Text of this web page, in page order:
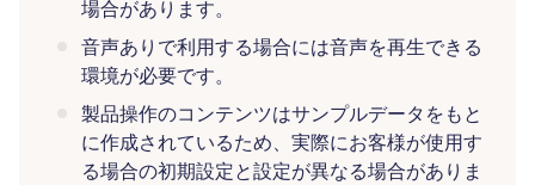
場合があります。
音声ありで利用する場合には音声を再生できる
環境が必要です。
製品操作のコンテンツはサンプルデータをもと
に作成されているため、実際にお客様が使用す
る場合の初期設定と設定が異なる場合がありま